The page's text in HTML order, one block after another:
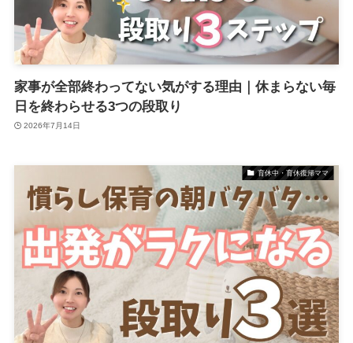
家事が全部終わってない気がする理由｜休まらない毎
日を終わらせる3つの段取り
2026年7月14日
育休中・育休復帰ママ